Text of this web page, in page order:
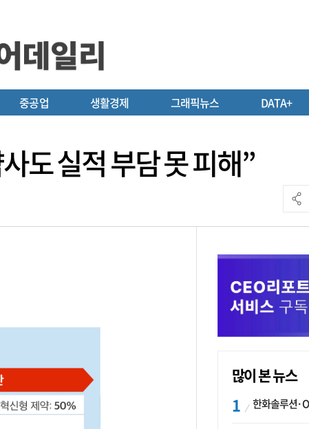
중공업 생활경제 그래픽뉴스 DATA+
도 실적 부담 못 피해”
많이 본 뉴스
한화솔루션·OCI, 태양광 훈